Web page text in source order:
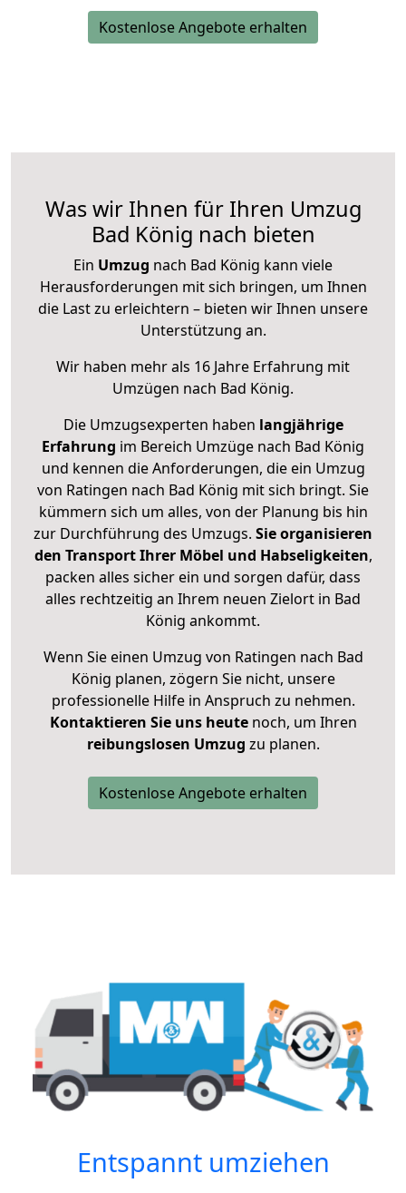
Kostenlose Angebote erhalten
Was wir Ihnen für Ihren Umzug
Bad König nach bieten
Ein Umzug nach Bad König kann viele
Herausforderungen mit sich bringen, um Ihnen
die Last zu erleichtern – bieten wir Ihnen unsere
Unterstützung an.
Wir haben mehr als 16 Jahre Erfahrung mit
Umzügen nach Bad König.
Die Umzugsexperten haben langjährige
Erfahrung im Bereich Umzüge nach Bad König
und kennen die Anforderungen, die ein Umzug
von Ratingen nach Bad König mit sich bringt. Sie
kümmern sich um alles, von der Planung bis hin
zur Durchführung des Umzugs. Sie organisieren
den Transport Ihrer Möbel und Habseligkeiten,
packen alles sicher ein und sorgen dafür, dass
alles rechtzeitig an Ihrem neuen Zielort in Bad
König ankommt.
Wenn Sie einen Umzug von Ratingen nach Bad
König planen, zögern Sie nicht, unsere
professionelle Hilfe in Anspruch zu nehmen.
Kontaktieren Sie uns heutenoch, um Ihren
reibungslosen Umzug zu planen.
Kostenlose Angebote erhalten
Entspannt umziehen